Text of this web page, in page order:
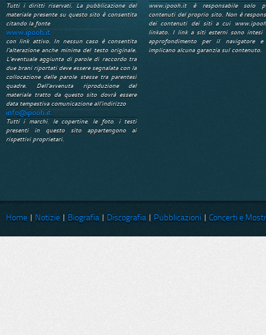
Tutti i diritti riservati. La pubblicazione del
materiale presente su questo sito è consentita
citando la fonte
www.ipooh.it
con link attivo. In nessun caso è consentita
l'alterazione anche minima del testo originale.
L'eventuale aggiunta di parole di raccordo tra
due brani riportati deve essere segnalata con la
collocazione delle parole stesse tra parentesi
quadre. Dell'avvenuta riproduzione del
materiale tratto da questo sito dovrà essere
data tempestiva comunicazione all'indirizzo
info@ipooh.it
Tutti i marchi, le copertine, le foto, i testi
presenti in questo sito appartengono ai
rispettivi proprietari.
www.ipooh.it è responsabile solo
contenuti del proprio sito. Non è
dei contenuti dei siti a cui
linkato. I link a siti esterni sono intesi
approfondimento per il navigatore
implicano alcuna garanzia sul contenuto.
Home Notizie Biografia Discografia Pubblicazioni Concerti e